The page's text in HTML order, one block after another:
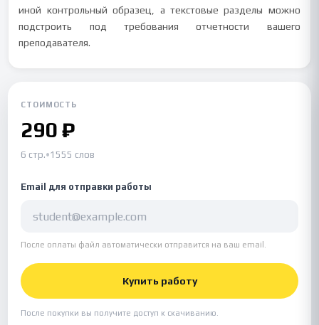
иной контрольный образец, а текстовые разделы можно
подстроить под требования отчетности вашего
преподавателя.
СТОИМОСТЬ
290 ₽
6 стр.•1555 слов
Email для отправки работы
После оплаты файл автоматически отправится на ваш email.
Купить работу
После покупки вы получите доступ к скачиванию.